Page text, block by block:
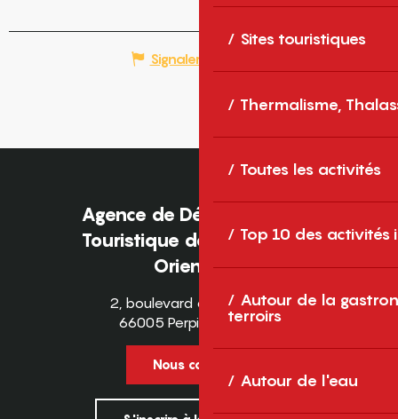
Sites touristiques
Thermalisme,
Toutes les activités
Top 10 des activités
Autour de la
terroirs
Autour de l'eau
Signaler une erreur
Agence de Développement
Touristique des Pyrénées-
Orientales
2, boulevard des Pyrénées
66005 Perpignan Cedex
Nous contacter